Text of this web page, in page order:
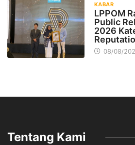
KABAR
LPPOM
Public
2026
08/08/
Tentang Kami